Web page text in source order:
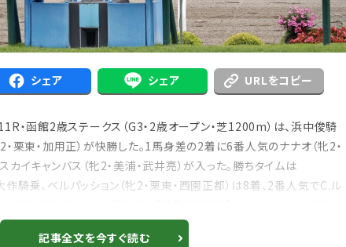
シェア シェア URLをコピー
・函館2歳ステークス（G3・2歳オープン・芝1200m）は、浜中俊騎
栗東・加用正）が快勝した。1馬身差の2着に6番人気のナナオ（牝2・
イキャンバス（牝2・美浦・武井亮）が入った。勝ちタイムは
騎乗、ベルパッション（牝2・栗東・西園正都）は8着、2番人気でC.ル
記事全文を今すぐ読む
1700メートルの馬...